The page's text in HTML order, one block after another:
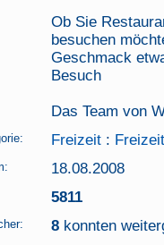
Ob Sie
besuchen
Geschmack
Besuch
Das Team von
Freizeit :
18.08.2008
5811
8 konnten